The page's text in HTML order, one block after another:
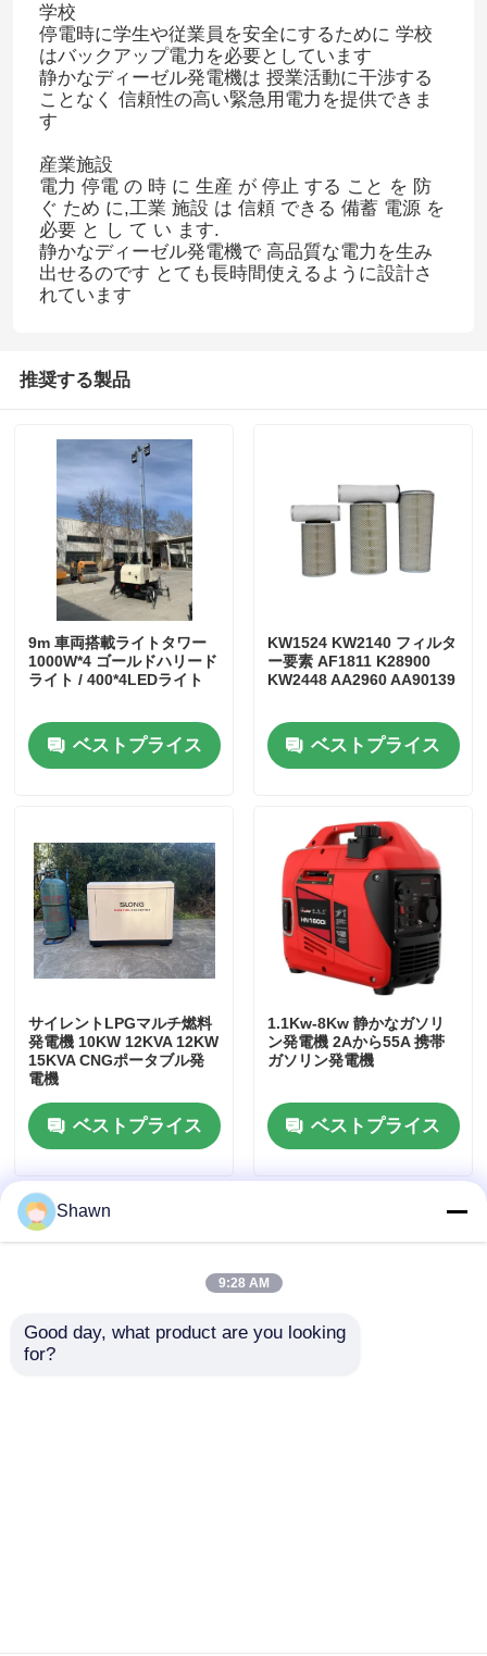
ホーム
製品
私たちについて
工場見学
お問い合わせ
事件
無声ディーゼル発電機セット
ディーゼルジェネレーターセット
cngの発電機セット
移動式照明車
学校
停電時に学生や従業員を安全にするために 学校
はバックアップ電力を必要としています
静かなディーゼル発電機は 授業活動に干渉する
ことなく 信頼性の高い緊急用電力を提供できま
す
産業施設
電力 停電 の 時 に 生産 が 停止 する こと を 防
ぐ ため に,工業 施設 は 信頼 できる 備蓄 電源 を
必要 と し て い ます.
静かなディーゼル発電機で 高品質な電力を生み
出せるのです とても長時間使えるように設計さ
れています
推奨する製品
9m 車両搭載ライトタワー
1000W*4 ゴールドハリード
ライト / 400*4LEDライト
ベストプライス
KW1524 KW2140 フィルタ
ー要素 AF1811 K28900
KW2448 AA2960 AA90139
ベストプライス
サイレントLPGマルチ燃料
発電機 10KW 12KVA 12KW
15KVA CNGポータブル発
電機
ベストプライス
1.1Kw-8Kw 静かなガソリ
ン発電機 2Aから55A 携帯
ガソリン発電機
ベストプライス
Shawn
9:28 AM
Good day, what product are you looking
for?